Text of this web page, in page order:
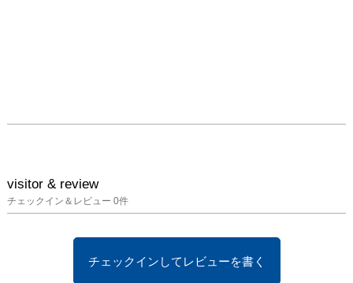
visitor & review
チェックイン＆レビュー 0件
チェックインしてレビューを書く